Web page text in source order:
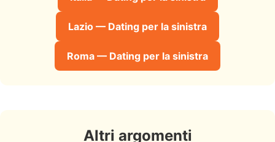
Lazio — Dating per la sinistra
Roma — Dating per la sinistra
Altri argomenti